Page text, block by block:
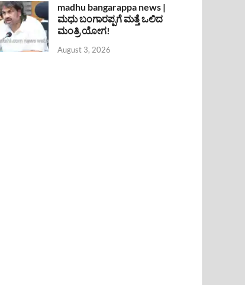
madhu bangarappa news |
ಮಧು ಬಂಗಾರಪ್ಪಗೆ ಮತ್ತೆ ಒಲಿದ
ಮಂತ್ರಿ ಯೋಗ!
August 3, 2026